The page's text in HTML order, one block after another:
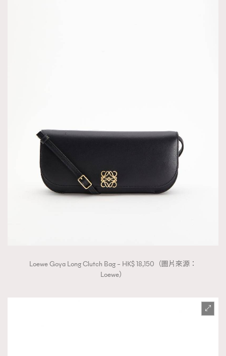
Loewe Goya Long Clutch Bag – HK$ 18,150（圖片來源：
Loewe）